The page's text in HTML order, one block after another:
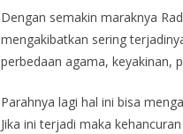
Dengan semakin maraknya
mengakibatkan sering
perbedaan agama, keyakinan,
Parahnya lagi hal ini bisa
Jika ini terjadi maka